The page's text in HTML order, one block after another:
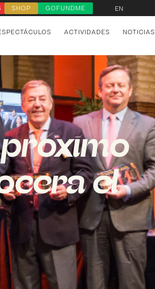
SHOP GOFUNDME EN
ACTIVIDADES NOTICIAS
próximo
el